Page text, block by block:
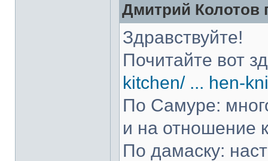
Дмитрий Колотов
Здравствуйте!
Почитайте вот
kitchen/ ... hen-
По Самуре:
и на отношение
По дамаску: